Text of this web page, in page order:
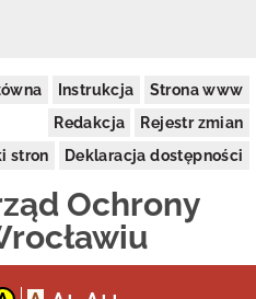
Instrukcja
Strona www
Redakcja
Rejestr zmian
stron
Deklaracja dostępności
Ochrony